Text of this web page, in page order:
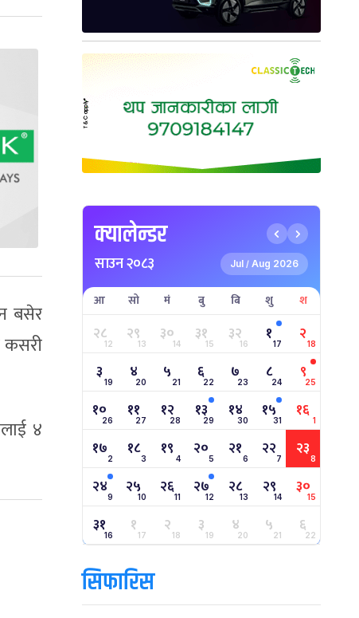
बसेर
कसरी
४
क्यालेन्डर
साउन २०८३ Jul / Aug 2026
आ सो मं बु बि शु श
२८12 २९13 ३०14 ३१15 ३२16 १17 २18
३ 19 ४20 ५ 21 ६22 ७23 ८24 ९25
१०26 ११27 १२28 १३29 १४30 १५31 १६ 1
१७2 १८3 १९ 4 २०5 २१6 २२7 २३8
२४9 २५10 २६11 २७12 २८13 २९14 ३०15
३१16 १17 २18 ३19 ४20 ५21 ६22
सिफारिस